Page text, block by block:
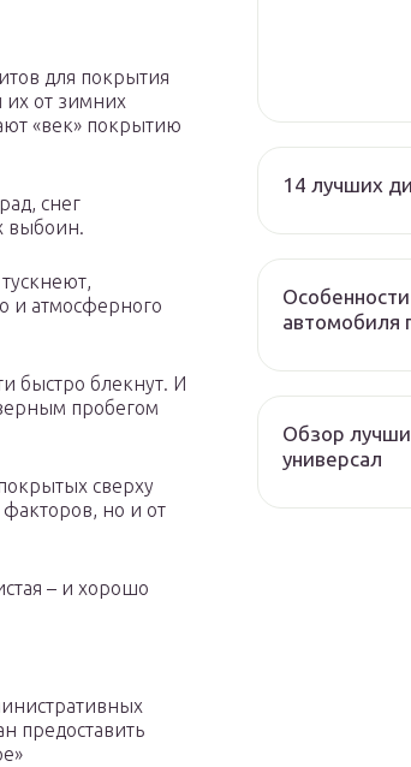
для покрытия
от зимних
«век» покрытию
снег
выбоин.
и атмосферного
быстро блекнут. И
пробегом
сверху
но и от
– и хорошо
предоставить
14 лучших
автомобиля
Обзор
универсал